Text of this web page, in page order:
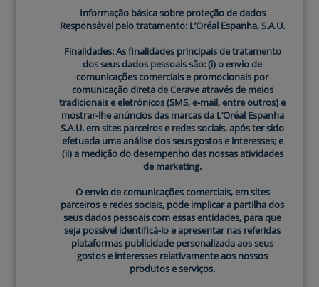
ingredientes agressivos, como sulfatos, fragrâncias e
álcool, que podem ser agressivos para a pele do
importante escolheres produtos de limpeza suaves
formulados para o teu tipo de pele para evitar
irritação e secura.
Não remover completamente a maquilhagem: É
essencial garantir que a maquilhagem é
completamente removida do rosto antes da limpeza
de pele. Deixar vestígios de maquilhagem na pele
Esfregar vigorosamente: Esfregar vigorosamente a
pele do rosto durante a limpeza pode causar
irritação e danificar a barreira cutânea. É preferível
utilizar movimentos suaves e circulares com as
Informação básica sobre proteção de dados
Responsável pelo tratamento: L’Oréal Espanha, S.A.U.
Finalidades: As finalidades principais de tratamento
dos seus dados pessoais são: (i) o envio de
comunicações comerciais e promocionais por
comunicação direta de Cerave através de meios
tradicionais e eletrónicos (SMS, e-mail, entre outros) e
mostrar-lhe anúncios das marcas da L’Oréal Espanha
S.A.U. em sites parceiros e redes sociais, após ter sido
efetuada uma análise dos seus gostos e interesses; e
(ii) a medição do desempenho das nossas atividades
de marketing.
O envio de comunicações comerciais, em sites
parceiros e redes sociais, pode implicar a partilha dos
seus dados pessoais com essas entidades, para que
seja possível identificá-lo e apresentar nas referidas
plataformas publicidade personalizada aos seus
gostos e interesses relativamente aos nossos
produtos e serviços.